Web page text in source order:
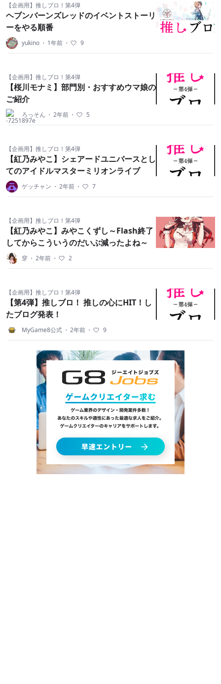
【企画用】推しブロ！第4弾
ヘブンバーンズレッドのイベントストーリ
ーをやる順番
yukino ・ 1年前 ・ 9
【企画用】推しブロ！第4弾
【桜川モナミ】部門別・おすすめウマ娘の
ご紹介
ろっそん ・ 2年前 ・ 5
【企画用】推しブロ！第4弾
【紅乃みやこ】シェアードユニバースとし
てのアイドルマスターミリオンライブ
ゲッチャン ・ 2年前 ・ 7
【企画用】推しブロ！第4弾
【紅乃みやこ】みやこくずし～Flash終了
してからこういうのだいぶ減ったよね～
穿 ・ 2年前 ・ 2
【企画用】推しブロ！第4弾
【第4弾】推しブロ！ 推しの心にHIT！し
たブログ発表！
MyGame8公式 ・ 2年前 ・ 9